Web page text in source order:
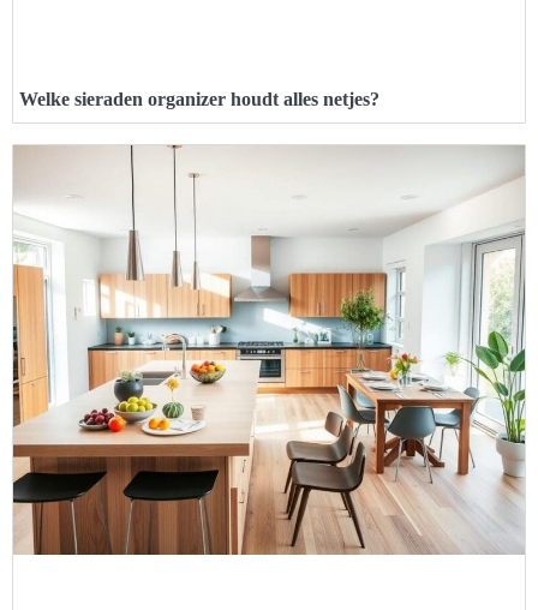
Welke sieraden organizer houdt alles netjes?